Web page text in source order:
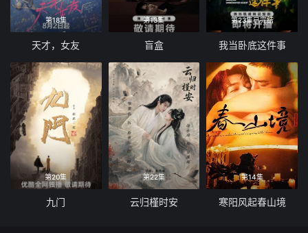
第18集
天才，女友
第13集
盲盒
第23集已完结
我当卧底这件事
第20集
九门
第22集
云归槿时安
第14集
寒阳风起春山境